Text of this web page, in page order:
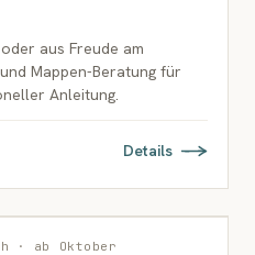
aus Freude am
Mappen-Beratung für
Anleitung.
Details
· ab Oktober